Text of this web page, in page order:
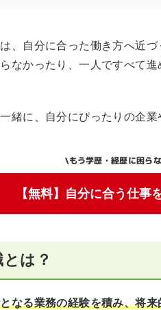
、自分に合った働き方へ近
なかったり、一人ですべて
緒に、自分にぴったりの企
\もう学歴・経歴に困ら
【無料】自分に合う仕事
は？
なる業務の経験を積み、将